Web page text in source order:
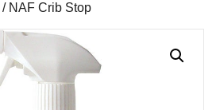
/ NAF Crib Stop